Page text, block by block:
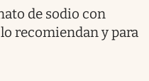
de sodio con
recomiendan y para